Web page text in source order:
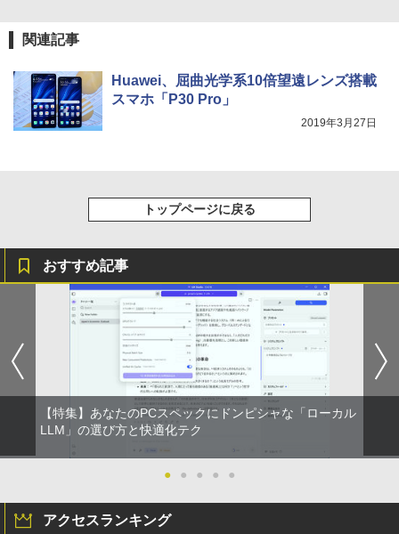
￥3,480
関連記事
Huawei、屈曲光学系10倍望遠レンズ搭載
スマホ「P30 Pro」
2019年3月27日
トップページに戻る
おすすめ記事
【特集】あなたのPCスペックにドンピシャな「ローカル
LLM」の選び方と快適化テク
● ● ● ● ●
アクセスランキング